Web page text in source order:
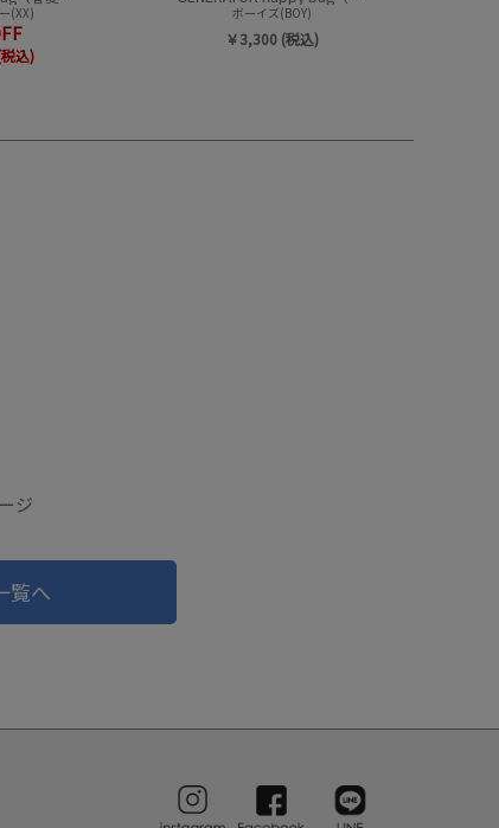
(XX)
込)
ボーイズ(BOY)
￥3,300 (税込)
ジ
覧へ